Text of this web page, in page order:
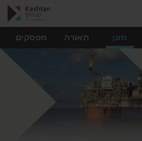
מוגן
פיצוץ
תאורה מפסקים